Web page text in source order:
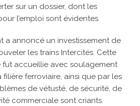
sur un dossier, dont les
l’emploi sont évidentes.
a annoncé un investissement de
les trains Intercités. Cette
accueillie avec soulagement
filière ferroviaire, ainsi que par les
de vétusté, de sécurité, de
commerciale sont criants.